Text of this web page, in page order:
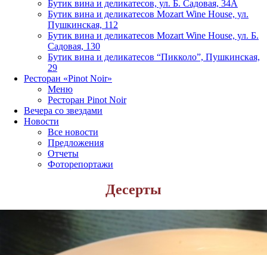
Бутик вина и деликатесов, ул. Б. Садовая, 34А
Бутик вина и деликатесов Mozart Wine House, ул.
Пушкинская, 112
Бутик вина и деликатесов Mozart Wine House, ул. Б.
Садовая, 130
Бутик вина и деликатесов “Пикколо”, Пушкинская,
29
Ресторан «Pinot Noir»
Меню
Ресторан Pinot Noir
Вечера со звездами
Новости
Все новости
Предложения
Отчеты
Фоторепортажи
Десерты